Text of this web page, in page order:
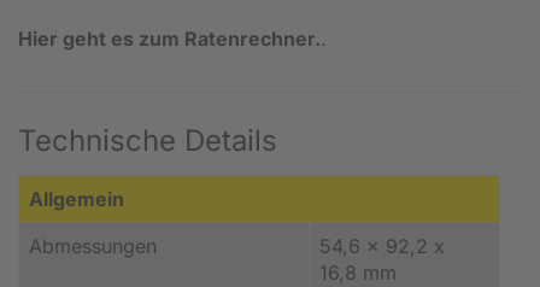
Hier geht es zum Ratenrechner..
Technische Details
Allgemein
Abmessungen
54,6 x 92,2 x
16,8 mm